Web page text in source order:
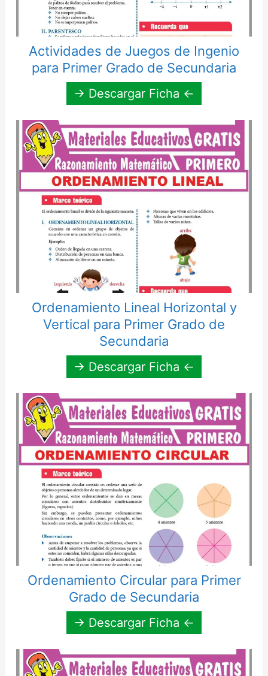
Actividades de Juegos de Ingenio
para Primer Grado de Secundaria
→ Descargar Ficha ←
Ordenamiento Lineal Horizontal y
Vertical para Primer Grado de
Secundaria
→ Descargar Ficha ←
Ordenamiento Circular para Primer
Grado de Secundaria
→ Descargar Ficha ←